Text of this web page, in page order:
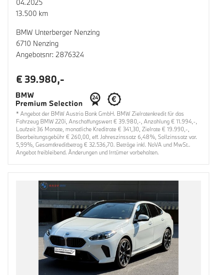
04.2025
13.500 km
BMW Unterberger Nenzing
6710 Nenzing
Angebotsnr: 2876324
€ 39.980,-
* Angebot der BMW Austria Bank GmbH. BMW Zielratenkredit für das
Fahrzeug BMW 220i, Anschaffungswert € 39.980,-, Anzahlung € 11.994,-,
Laufzeit 36 Monate, monatliche Kreditrate € 341,30, Zielrate € 19.990,-,
Bearbeitungsgebühr € 260,00, eff. Jahreszinssatz 6,48%, Sollzinssatz var.
5,99%, Gesamtkreditbetrag € 32.536,70. Beträge inkl. NoVA und MwSt..
Angebot freibleibend. Änderungen und Irrtümer vorbehalten.